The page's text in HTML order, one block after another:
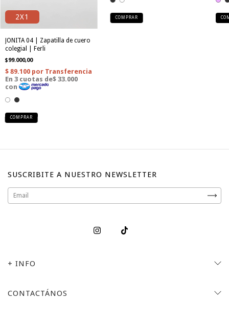
2X1
JONITA 04 | Zapatilla de cuero
colegial | Ferli
$99.000,00
COMPRAR
COMPRAR
SUSCRIBITE A NUESTRO NEWSLETTER
+ INFO
CONTACTÁNOS